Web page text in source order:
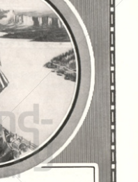
Pacific 1916